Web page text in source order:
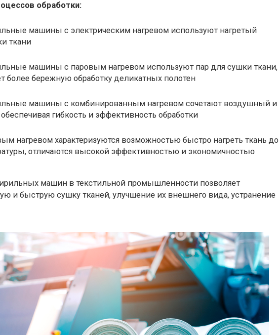
обработки:
машины с электрическим нагревом используют нагретый
ткани
машины с паровым нагревом используют пар для сушки ткани,
более бережную обработку деликатных полотен
машины с комбинированным нагревом сочетают воздушный и
гибкость и эффективность обработки
нагревом характеризуются возможностью быстро нагреть ткань до
отличаются высокой эффективностью и экономичностью
машин в текстильной промышленности позволяет
и быструю сушку тканей, улучшение их внешнего вида, устранение